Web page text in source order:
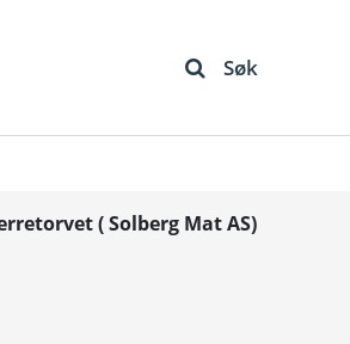
Søk
( Solberg Mat AS)